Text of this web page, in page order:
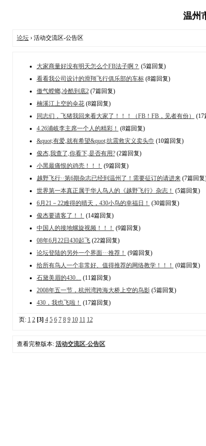
温州
论坛› 活动交流区-公告区
大家商量好没有明天怎么个FB法子啊？ (5篇回复)
看看我公司设计的滑翔飞行俱乐部的车标(8篇回复)
傲气螳螂,冷酷到底2(7篇回复)
楠溪江上空的伞花(8篇回复)
同志们，飞猪我回来看大家了！！！（FB！FB，见者有份）
(17
4.26浦岐李主席一个人的精彩！ (8篇回复)
&quot;有爱,就有希望&quot;抗震救灾义卖头巾 (10篇回复)
俊杰,我查了,你看下,是否有用?(2篇回复)
小黑最痛恨的鸡壳！！！ (9篇回复)
越野飞行··第6期杂志已经到温州了！需要征订的请进来(7篇回复
世界第一本真正属于华人鸟人的《越野飞行》杂志！ (5篇回复)
6月21－22难得的晴天，430小鸟的幸福日！ (30篇回复)
俊杰要请客了！！ (14篇回复)
中国人的接地螺旋视频！！！ (9篇回复)
08年6月22日430起飞(22篇回复)
论坛登陆的另外一个界面···推荐！ (9篇回复)
给所有鸟人一个非常好、值得推荐的网络教学！！！ (0篇回复)
石黛美眉的430.... (11篇回复)
2008年五一节，杭州湾跨海大桥上空的鸟影(5篇回复)
430，我也飞啦！ (17篇回复)
页: 1 2 [3] 4 5 6 7 8 9 10 11 12
查看完整版本: 活动交流区-公告区